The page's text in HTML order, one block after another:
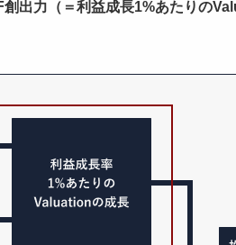
出力（＝利益成長1%あたりの